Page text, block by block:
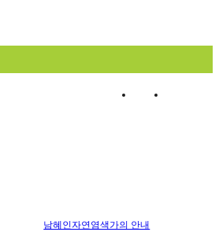
로그인
남혜인자연염색가의 안내